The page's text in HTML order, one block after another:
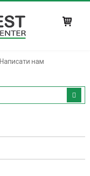
Написати нам